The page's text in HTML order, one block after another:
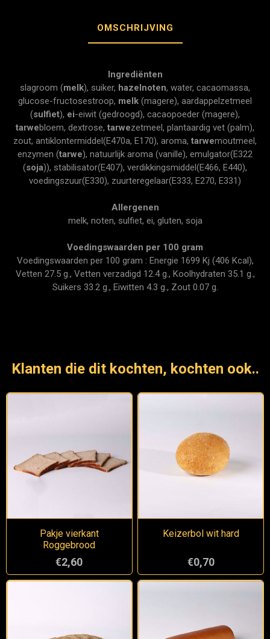
OMSCHRIJVING
Ingrediënten
slagroom (melk), suiker, hazelnoten, water, cacaomassa,
glucose-fructosestroop, melk (magere), aardappelzetmeel
(sulfiet), ei-eiwit (gedroogd), cacaopoeder (magere),
tarwebloem, dextrose, tarwezetmeel, plantaardig vet (palm),
zout, antiklontermiddel(E470a, E170), aroma, tarwemoutmeel,
enzymen (tarwe), natuurlijk aroma (vanille), emulgator(E322
(soja)), stabilisator(E407), verdikkingsmiddel(E466, E440),
voedingszuur(E330), zuurteregelaar(E333, E270, E331)
Allergenen
melk, noten, sulfiet, ei, gluten, soja
Voedingswaarden per 100 gram
Voedingswaarden per 100 gram : Energie 1699 Kj (406 Kcal),
Vetten 27.5 g., Vetten verzadigd 12.4 g., Koolhydraten 35.1 g.,
Suikers 33.2 g., Eiwitten 4.3 g., Zout 0.07 g.
Klanten die dit kochten, kochten ook..
Pakje vierkant
Roggebrood
€2,60
Keizerbol wit hard
€0,70